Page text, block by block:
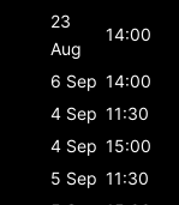
23
Aug
14:00
6 Sep 14:00
4 Sep 11:30
4 Sep 15:00
5 Sep 11:30